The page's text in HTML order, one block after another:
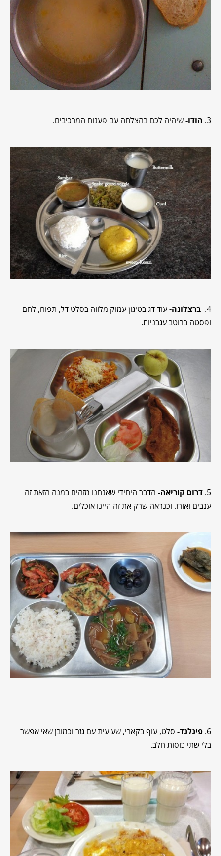
3. הודו-שיהיה לכם בהצלחה עם פענוח המרכיבים.
4. ברצלונה-עוד דג בטיגון עמוק מלווה בסלט דל, תפוח, לחם
ופסטה ברוטב עגבניות.
5. דרום קוריאה- הדבר היחידי שאנחנו מזהים במנה הזאת זה
ענבים ואורז. וכנראה שרק את זה היינו אוכלים.
6. פינלנד- סלט, עוף בקארי, שעועית עם גזר וכמובן שאי אפשר
בלי שתי כוסות חלב.